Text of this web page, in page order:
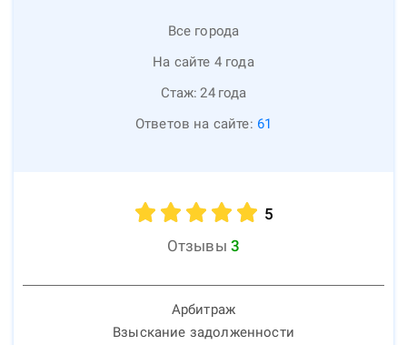
Все города
На сайте 4 года
Стаж: 24 года
Ответов на сайте: 61
5
Отзывы 3
Арбитраж
Взыскание задолженности